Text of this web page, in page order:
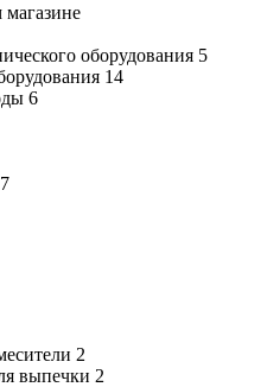
оборудования 5
14
6
2
выпечки 2